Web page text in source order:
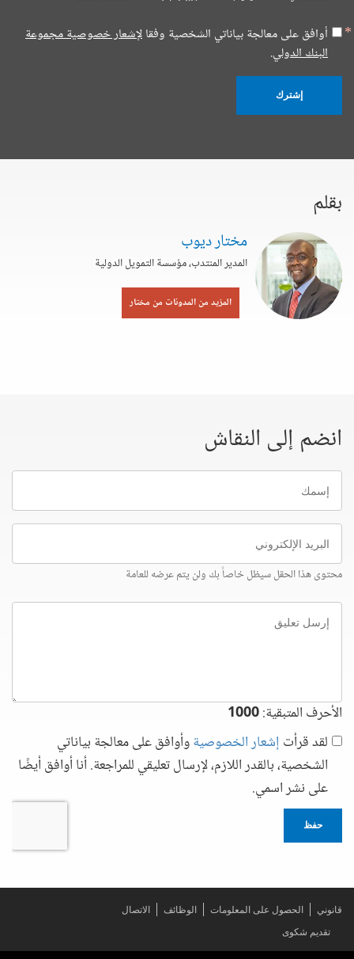
أوافق على معالجة بياناتي الشخصية وفقالإشعار خصوصية مجموعة
البنك الدولي.
إشترك
بقلم
مختار ديوب
المدير المنتدب، مؤسسة التمويل الدولية
المزيد من المدونات من مختار
انضم إلى النقاش
إسمك
البريد
الإلكتروني
محتوى هذا الحقل سيظل خاصاً بك ولن يتم عرضه للعامة
إرسل
تعليق
الأحرف المتبقية:1000
لقد قرأت إشعار الخصوصيةوأوافق على معالجة بياناتي
الشخصية، بالقدر اللازم، لإرسال تعليقي للمراجعة. أنا أوافق أيضًا
على نشر اسمي.
حفظ
قانوني الحصول على المعلومات الوظائف
الاتصال
تقديم شكوى